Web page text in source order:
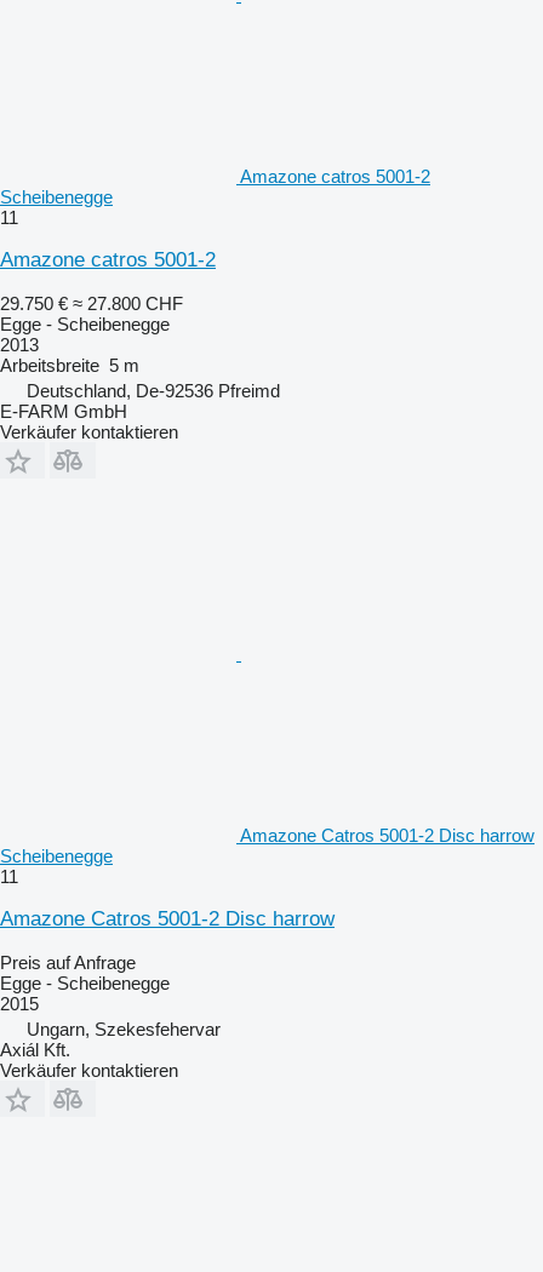
Amazone catros 5001-2
Scheibenegge
11
Amazone catros 5001-2
29.750 € ≈ 27.800 CHF
Egge - Scheibenegge
2013
Arbeitsbreite 5 m
Deutschland, De-92536 Pfreimd
E-FARM GmbH
Verkäufer kontaktieren
Amazone Catros 5001-2 Disc harrow
Scheibenegge
11
Amazone Catros 5001-2 Disc harrow
Preis auf Anfrage
Egge - Scheibenegge
2015
Ungarn, Szekesfehervar
Axiál Kft.
Verkäufer kontaktieren